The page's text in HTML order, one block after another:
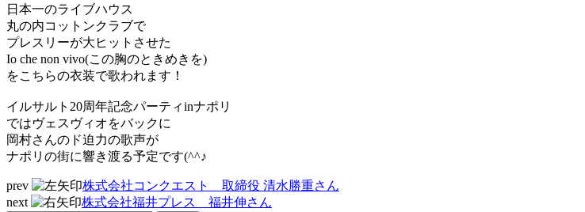
日本一のライブハウス
丸の内コットンクラブで
プレスリーが大ヒットさせた
Io che non vivo(この胸のときめきを)
をこちらの衣装で歌われます！
イルサルト20周年記念パーティinナポリ
ではヴェスヴィオをバックに
岡村さんのド迫力の歌声が
ナポリの街に響き渡る予定です(^^♪
prev
株式会社コンクエスト 取締役 清水勝重さん
next
株式会社福井プレス 福井伸さん